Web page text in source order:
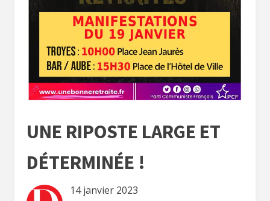
UNE RIPOSTE LARGE ET
DÉTERMINÉE !
14 janvier 2023